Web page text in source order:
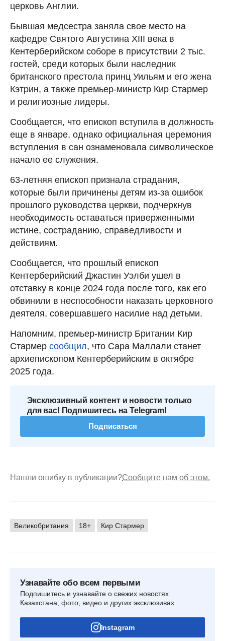
церковь Англии.
Бывшая медсестра заняла свое место на
кафедре Святого Августина XIII века в
Кентерберийском соборе в присутствии 2 тыс.
гостей, среди которых были наследник
британского престола принц Уильям и его жена
Кэтрин, а также премьер-министр Кир Стармер
и религиозные лидеры.
Сообщается, что епископ вступила в должность
еще в январе, однако официальная церемония
вступления в сан ознаменовала символическое
начало ее служения.
63-летняя епископ признала страдания,
которые были причинены детям из-за ошибок
прошлого руководства церкви, подчеркнув
необходимость оставаться приверженными
истине, состраданию, справедливости и
действиям.
Сообщается, что прошлый епископ
Кентерберийский Джастин Уэлби ушел в
отставку в конце 2024 года после того, как его
обвинили в неспособности наказать церковного
деятеля, совершавшего насилие над детьми.
Напомним, премьер-министр Британии Кир
Стармер сообщил, что Сара Маллали станет
архиепископом Кентерберийским в октябре
2025 года.
Эксклюзивный контент и новости только
для вас! Подпишитесь на Telegram!
Подписаться
Нашли ошибку в публикации?Сообщите нам об этом.
Великобритания 18+ Кир Стармер
Узнавайте обо всем первыми
Подпишитесь и узнавайте о свежих новостях
Казахстана, фото, видео и других эксклюзивах
Instagram